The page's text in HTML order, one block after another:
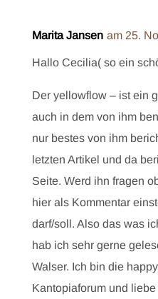
Marita Jansen am 25.
Hallo Cecilia( so ein
Der yellowflow – ist ein
auch in dem von ihm
nur bestes von ihm
letzten Artikel und da
Seite. Werd ihn fragen
hier als Kommentar
darf/soll. Also das was
hab ich sehr gerne
Walser. Ich bin die
Kantopiaforum und